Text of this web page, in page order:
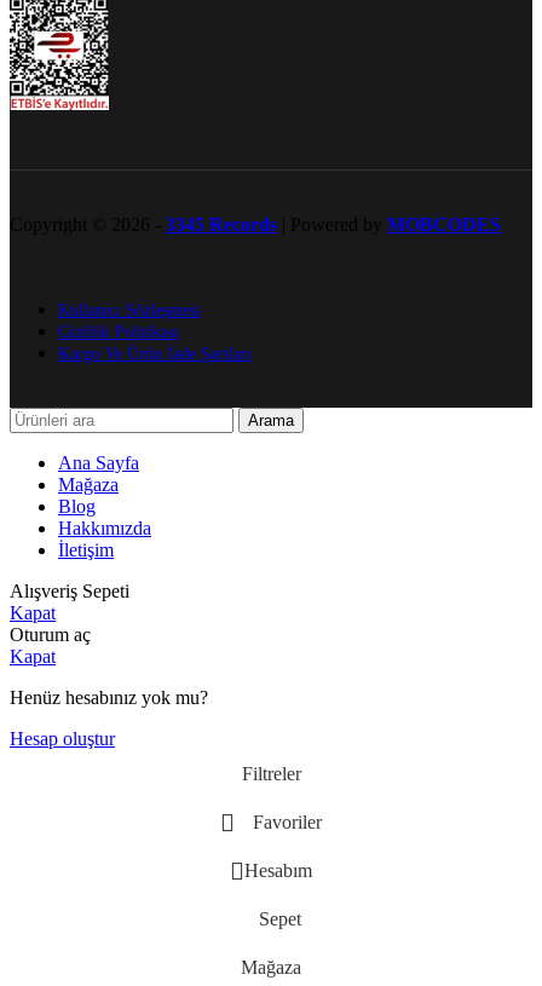
Copyright © 2026 - 3345 Records | Powered by MOBCODES
Kullanıcı Sözleşmesi
Gizlilik Politikası
Kargo Ve Ürün İade Şartları
Arama
Ana Sayfa
Mağaza
Blog
Hakkımızda
İletişim
Alışveriş Sepeti
Kapat
Oturum aç
Kapat
Henüz hesabınız yok mu?
Hesap oluştur
Filtreler
Favoriler
Hesabım
Sepet
Mağaza